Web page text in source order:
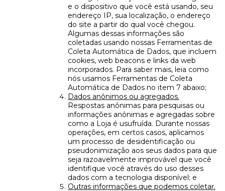
e o dispositivo que você está usando, seu
endereço IP, sua localização, o endereço
do site a partir do qual você chegou.
Algumas dessas informações são
coletadas usando nossas Ferramentas de
Coleta Automática de Dados, que incluem
cookies, web beacons e links da web
incorporados. Para saber mais, leia como
nós usamos Ferramentas de Coleta
Automática de Dados no item 7 abaixo;
Dados anônimos ou agregados.
Respostas anônimas para pesquisas ou
informações anônimas e agregadas sobre
como a Loja é usufruída. Durante nossas
operações, em certos casos, aplicamos
um processo de desidentificação ou
pseudonimização aos seus dados para que
seja razoavelmente improvável que você
identifique você através do uso desses
dados com a tecnologia disponível; e
Outras informações que podemos coletar.